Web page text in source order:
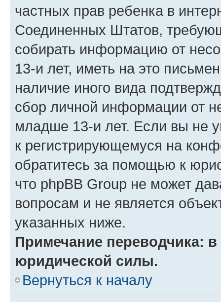
частных прав ребенка в
Соединенных Штатов,
собирать информацию от
13-и лет, иметь на это
наличие иного вида
сбор личной информации от
младше 13-и лет. Если вы не
к регистрирующемуся на
обратитесь за помощью к
что phpBB Group не может
вопросам и не является
указанных ниже.
Примечание переводчика:
юридической силы.
Вернуться к началу